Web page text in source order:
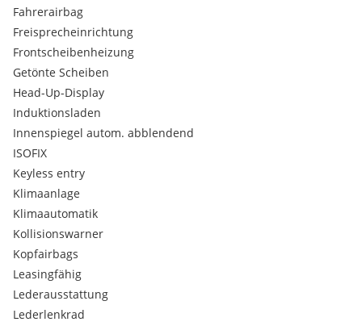
Fahrerairbag
Freisprecheinrichtung
Frontscheibenheizung
Getönte Scheiben
Head-Up-Display
Induktionsladen
Innenspiegel autom. abblendend
ISOFIX
Keyless entry
Klimaanlage
Klimaautomatik
Kollisionswarner
Kopfairbags
Leasingfähig
Lederausstattung
Lederlenkrad